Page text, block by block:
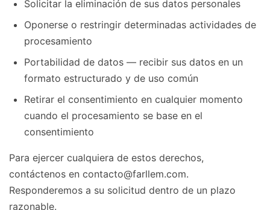
Solicitar la eliminación de sus datos personales
Oponerse o restringir determinadas actividades de
procesamiento
Portabilidad de datos — recibir sus datos en un
formato estructurado y de uso común
Retirar el consentimiento en cualquier momento
cuando el procesamiento se base en el
consentimiento
Para ejercer cualquiera de estos derechos,
contáctenos en contacto@farllem.com.
Responderemos a su solicitud dentro de un plazo
razonable.